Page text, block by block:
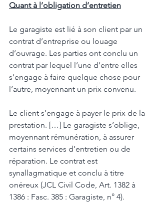
Quant à l’obligation d’entretien
Le garagiste est lié à son client par un
contrat d’entreprise ou louage
d’ouvrage. Les parties ont conclu un
contrat par lequel l’une d’entre elles
s’engage à faire quelque chose pour
l’autre, moyennant un prix convenu.
Le client s’engage à payer le prix de la
prestation. […] Le garagiste s’oblige,
moyennant rémunération, à assurer
certains services d’entretien ou de
réparation. Le contrat est
synallagmatique et conclu à titre
onéreux (JCL Civil Code, Art. 1382 à
1386 : Fasc. 385 : Garagiste, n° 4).